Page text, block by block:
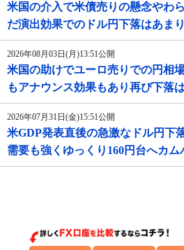
米国の介入で米債売りの懸念やわ
だ演出効果でのドル円下落はあま
2026年08月03日(月)13:51公開
米国の助けでユーロ売りでの円相
もアナウンス効果もあり再び下落
2026年07月31日(金)15:51公開
米GDP発表直後の急激なドル円下
需要も強くゆっくり160円台へカム